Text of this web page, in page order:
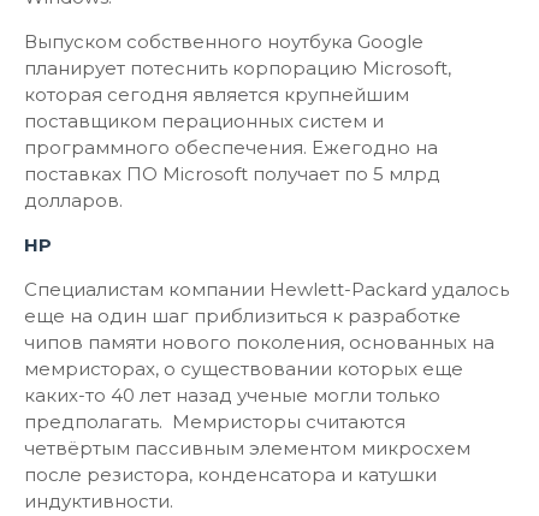
Выпуском собственного ноутбука Google
планирует потеснить корпорацию Microsoft,
которая сегодня является крупнейшим
поставщиком перационных систем и
программного обеспечения. Ежегодно на
поставках ПО Microsoft получает по 5 млрд
долларов.
HP
Специалистам компании Hewlett-Packard удалось
еще на один шаг приблизиться к разработке
чипов памяти нового поколения, основанных на
мемристорах, о существовании которых еще
каких-то 40 лет назад ученые могли только
предполагать. Мемристоры считаются
четвёртым пассивным элементом микросхем
после резистора, конденсатора и катушки
индуктивности.